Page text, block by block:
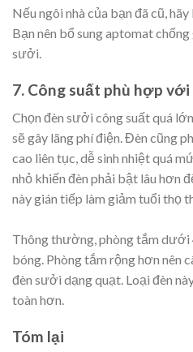
Nếu ngôi nhà của bạn đã cũ,
Bạn nên bổ sung aptomat
sưởi.
7. Công suất phù hợp
Chọn đèn sưởi công suất quá
sẽ gây lãng phí điện. Đèn cũng
cao liên tục, dễ sinh nhiệt quá
nhỏ khiến đèn phải bật lâu hơn
này gián tiếp làm giảm tuổi thọ
Thông thường, phòng tắm dưới
bóng. Phòng tắm rộng hơn nên
đèn sưởi dạng quạt. Loại đèn
toàn hơn.
Tóm lại